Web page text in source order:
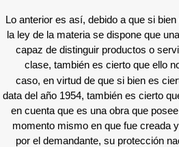
Lo anterior es
la ley de la
capaz de
clase,
caso, en
data del año
en cuenta que
momento
por el